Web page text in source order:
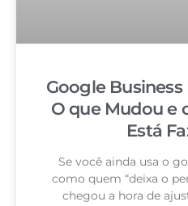
Google
O que Mudou e
Está
Se você ainda usa o
como quem “deixa o
chegou a hora de